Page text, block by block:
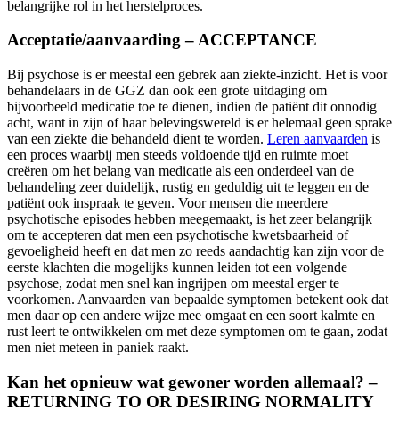
belangrijke rol in het herstelproces.
Acceptatie/aanvaarding – ACCEPTANCE
Bij psychose is er meestal een gebrek aan ziekte-inzicht. Het is voor
behandelaars in de GGZ dan ook een grote uitdaging om
bijvoorbeeld medicatie toe te dienen, indien de patiënt dit onnodig
acht, want in zijn of haar belevingswereld is er helemaal geen sprake
van een ziekte die behandeld dient te worden. Leren aanvaarden is
een proces waarbij men steeds voldoende tijd en ruimte moet
creëren om het belang van medicatie als een onderdeel van de
behandeling zeer duidelijk, rustig en geduldig uit te leggen en de
patiënt ook inspraak te geven. Voor mensen die meerdere
psychotische episodes hebben meegemaakt, is het zeer belangrijk
om te accepteren dat men een psychotische kwetsbaarheid of
gevoeligheid heeft en dat men zo reeds aandachtig kan zijn voor de
eerste klachten die mogelijks kunnen leiden tot een volgende
psychose, zodat men snel kan ingrijpen om meestal erger te
voorkomen. Aanvaarden van bepaalde symptomen betekent ook dat
men daar op een andere wijze mee omgaat en een soort kalmte en
rust leert te ontwikkelen om met deze symptomen om te gaan, zodat
men niet meteen in paniek raakt.
Kan het opnieuw wat gewoner worden allemaal? –
RETURNING TO OR DESIRING NORMALITY